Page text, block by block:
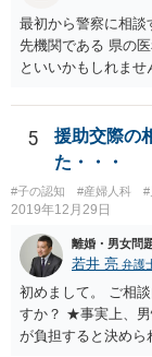
最初から警察に相談
先機関である 県の
といいかもしれま
5
援助交際の
た・・・
#子の認知 #産婦人科 #
2019年12月29日
離婚・男女問
若井 亮 弁護
初めまして。 ご相
すか？ ★事実上、男
が負担すると決め